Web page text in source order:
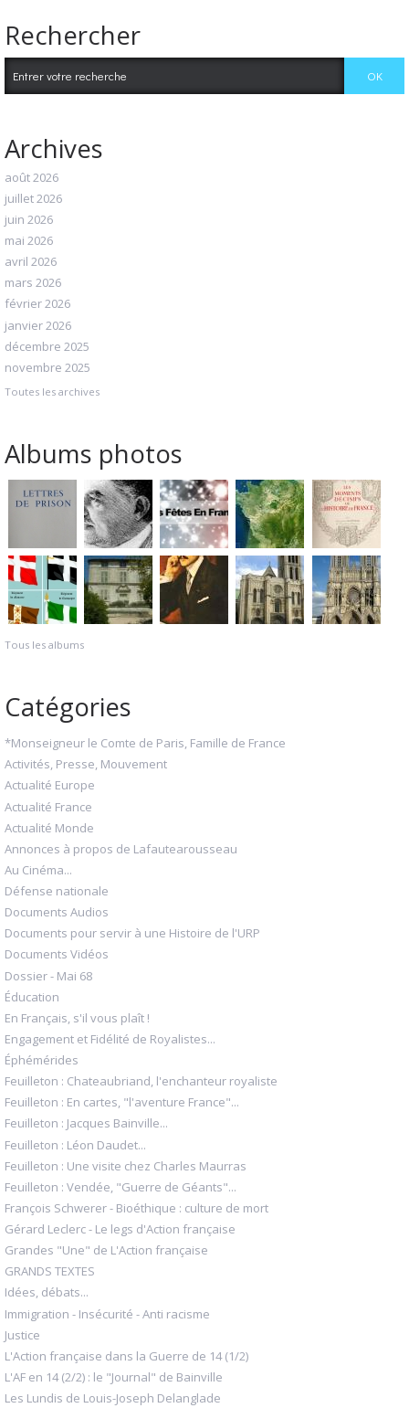
Rechercher
Archives
août 2026
juillet 2026
juin 2026
mai 2026
avril 2026
mars 2026
février 2026
janvier 2026
décembre 2025
novembre 2025
Toutes les archives
Albums photos
Tous les albums
Catégories
*Monseigneur le Comte de Paris, Famille de France
Activités, Presse, Mouvement
Actualité Europe
Actualité France
Actualité Monde
Annonces à propos de Lafautearousseau
Au Cinéma...
Défense nationale
Documents Audios
Documents pour servir à une Histoire de l'URP
Documents Vidéos
Dossier - Mai 68
Éducation
En Français, s'il vous plaît !
Engagement et Fidélité de Royalistes...
Éphémérides
Feuilleton : Chateaubriand, l'enchanteur royaliste
Feuilleton : En cartes, "l'aventure France"...
Feuilleton : Jacques Bainville...
Feuilleton : Léon Daudet...
Feuilleton : Une visite chez Charles Maurras
Feuilleton : Vendée, "Guerre de Géants"...
François Schwerer - Bioéthique : culture de mort
Gérard Leclerc - Le legs d'Action française
Grandes "Une" de L'Action française
GRANDS TEXTES
Idées, débats...
Immigration - Insécurité - Anti racisme
Justice
L'Action française dans la Guerre de 14 (1/2)
L'AF en 14 (2/2) : le "Journal" de Bainville
Les Lundis de Louis-Joseph Delanglade